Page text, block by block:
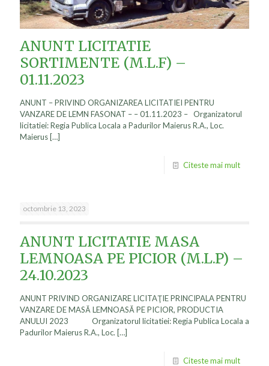
ANUNT LICITATIE
SORTIMENTE (M.L.F) –
01.11.2023
ANUNT – PRIVIND ORGANIZAREA LICITATIEI PENTRU
VANZARE DE LEMN FASONAT – – 01.11.2023 – Organizatorul
licitatiei: Regia Publica Locala a Padurilor Maierus R.A., Loc.
Maierus […]
Citeste mai mult
octombrie 13, 2023
ANUNT LICITATIE MASA
LEMNOASA PE PICIOR (M.L.P) –
24.10.2023
ANUNT PRIVIND ORGANIZARE LICITAŢIE PRINCIPALA PENTRU
VANZARE DE MASĂ LEMNOASĂ PE PICIOR, PRODUCTIA
ANULUI 2023 Organizatorul licitatiei: Regia Publica Locala a
Padurilor Maierus R.A., Loc. […]
Citeste mai mult